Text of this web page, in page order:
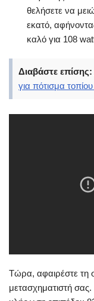
θελήσετε να
εκατό,
καλό για 108
Διαβάστε επίσης:
για πότισμα
Τώρα, αφαιρέστε τη
μετασχηματιστή